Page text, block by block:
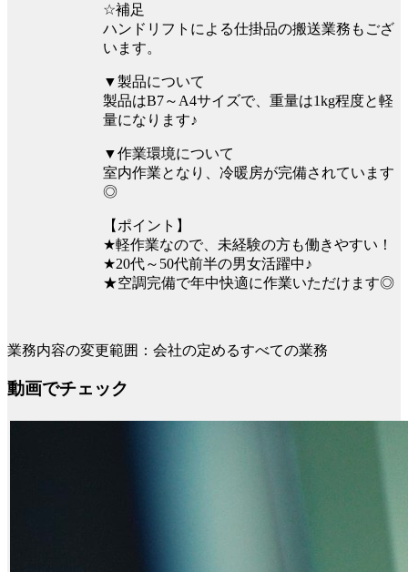
☆補足
ハンドリフトによる仕掛品の搬送業務もござ
います。
▼製品について
製品はB7～A4サイズで、重量は1kg程度と軽
量になります♪
▼作業環境について
室内作業となり、冷暖房が完備されています
◎
【ポイント】
★軽作業なので、未経験の方も働きやすい！
★20代～50代前半の男女活躍中♪
★空調完備で年中快適に作業いただけます◎
業務内容の変更範囲：会社の定めるすべての業務
動画でチェック